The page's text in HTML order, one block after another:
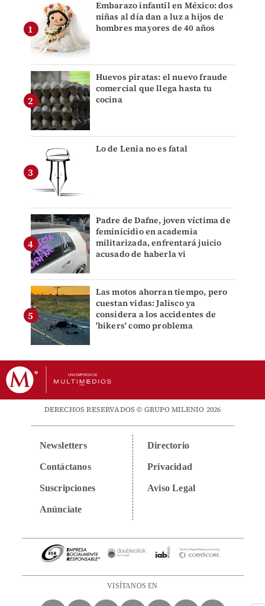
Embarazo infantil en México: dos
niñas al día dan a luz a hijos de
hombres mayores de 40 años
Huevos piratas: el nuevo fraude
comercial que llega hasta tu
cocina
Lo de Lenia no es fatal
Padre de Dafne, joven víctima de
feminicidio en academia
militarizada, enfrentará juicio
acusado de haberla vi
Las motos ahorran tiempo, pero
cuestan vidas: Jalisco ya
considera a los accidentes de
'bikers' como problema
DERECHOS RESERVADOS © GRUPO MILENIO 2026
Newsletters
Contáctanos
Suscripciones
Anúnciate
Directorio
Privacidad
Aviso Legal
VISÍTANOS EN